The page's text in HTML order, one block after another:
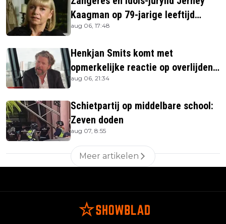
Kaagman op 79-jarige leeftijd
overleden
aug 06, 17:48
Henkjan Smits komt met
opmerkelijke reactie op overlijden
Jerney Kaagman
aug 06, 21:34
Schietpartij op middelbare school:
Zeven doden
aug 07, 8:55
Meer artikelen